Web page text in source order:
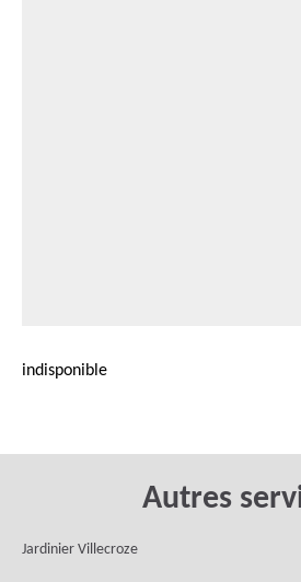
indisponible
Autres
Jardinier Villecroze